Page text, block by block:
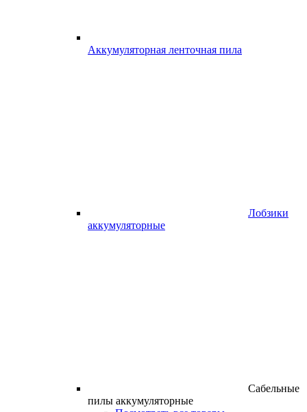
Аккумуляторная ленточная пила
Лобзики
аккумуляторные
Сабельные
пилы аккумуляторные